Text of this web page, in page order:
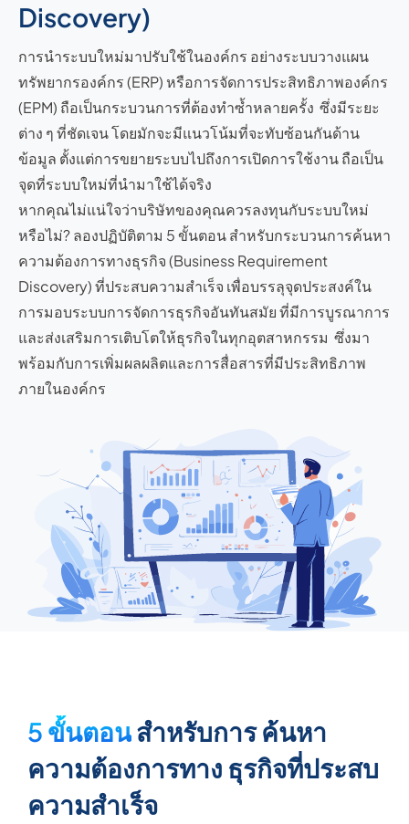
Discovery)
การนำระบบใหม่มาปรับใช้ในองค์กร อย่างระบบวางแผน
ทรัพยากรองค์กร (ERP) หรือการจัดการประสิทธิภาพองค์กร
(EPM) ถือเป็นกระบวนการที่ต้องทำซ้ำหลายครั้ง ซึ่งมีระยะ
ต่าง ๆ ที่ชัดเจน โดยมักจะมีแนวโน้มที่จะทับซ้อนกันด้าน
ข้อมูล ตั้งแต่การขยายระบบไปถึงการเปิดการใช้งาน ถือเป็น
จุดที่ระบบใหม่ที่นำมาใช้ได้จริง
หากคุณไม่แน่ใจว่าบริษัทของคุณควรลงทุนกับระบบใหม่
หรือไม่? ลองปฏิบัติตาม 5 ขั้นตอน สำหรับกระบวนการค้นหา
ความต้องการทางธุรกิจ (Business Requirement
Discovery) ที่ประสบความสำเร็จ เพื่อบรรลุจุดประสงค์ใน
การมอบระบบการจัดการธุรกิจอันทันสมัย ที่มีการบูรณาการ
และส่งเสริมการเติบโตให้ธุรกิจในทุกอุตสาหกรรม ซึ่งมา
พร้อมกับการเพิ่มผลผลิตและการสื่อสารที่มีประสิทธิภาพ
ภายในองค์กร
5 ขั้นตอนสำหรับการ ค้นหา
ความต้องการทาง ธุรกิจที่ประสบ
ความสำเร็จ